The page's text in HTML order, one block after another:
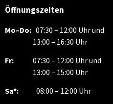
Öffnungszeiten
Mo–Do: 07:30 – 12:00 Uhr und
13:00 – 16:30 Uhr
Fr:
07:30 – 12:00 Uhr und
13:00 – 15:00 Uhr
Sa*: 08:00 – 12:00 Uhr